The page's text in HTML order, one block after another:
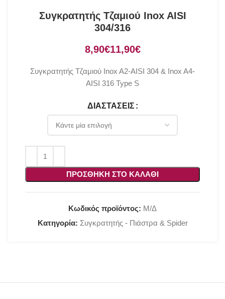
Συγκρατητής Τζαμιού Inox AISI
304/316
€
€
Συγκρατητής Τζαμιού Inox A2-AISI 304 & Inox A4-
AISI 316 Type S
ΔΙΑΣΤΆΣΕΙΣ
ΠΡΟΣΘΉΚΗ ΣΤΟ ΚΑΛΆΘΙ
Κωδικός προϊόντος: Μ/Δ
Κατηγορία: Συγκρατητής - Πιάστρα & Spider